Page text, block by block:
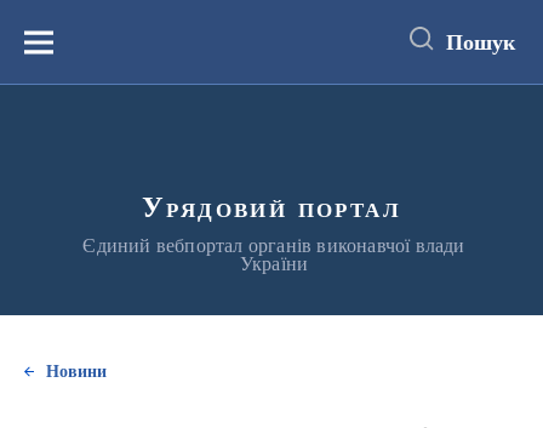
вмістуМеню Пошук
Урядовий портал
Єдиний вебпортал органів виконавчої влади
України
Новини